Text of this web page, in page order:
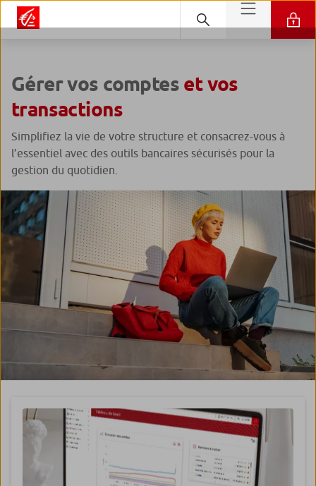
Gérer vos comptes et vos
transactions
Simplifiez la vie de votre structure et consacrez-vous à
l’essentiel avec des outils bancaires sécurisés pour la
gestion du quotidien.